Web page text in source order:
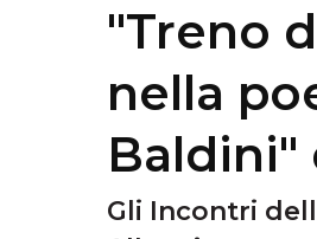
"Treno
nella
Baldini"
Gli Incontri